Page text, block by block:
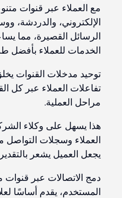
مع العملاء عبر قنوات
الإلكتروني، والدردشة،
الرسائل القصيرة، مما
الخدمات للعملاء بأفضل
توحيد مدخلات القنوات
تفاعلات العملاء عبر كل
مراحل العملية.
هذا يسهل على وكلاء
العملاء وسجلات التواصل
يجعل العميل يشعر
دمج الاتصالات عبر قنوات
المستخدم، يقدم أساسًا